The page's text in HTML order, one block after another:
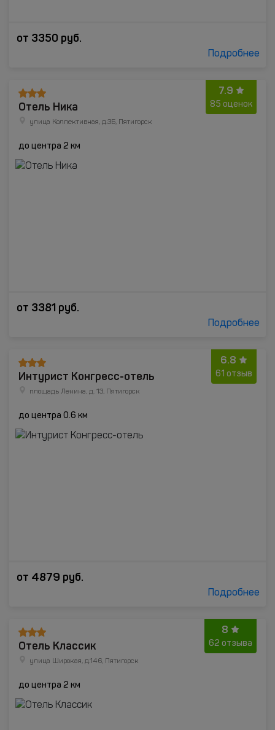
от 3350 руб.
Подробнее
7.9
85 оценок
Отель Ника
улица Коллективная, д.3Б, Пятигорск
до центра 2 км
от 3381 руб.
Подробнее
6.8
61 отзыв
Интурист Конгресс-отель
площадь Ленина, д. 13, Пятигорск
до центра 0.6 км
от 4879 руб.
Подробнее
8
62 отзыва
Отель Классик
улица Широкая, д.146, Пятигорск
до центра 2 км